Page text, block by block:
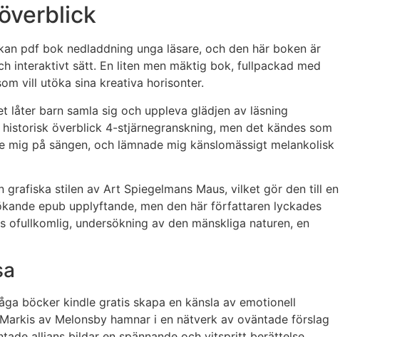
pdf bok nedladdning unga läsare, och den här boken är
interaktivt sätt. En liten men mäktig bok, fullpackad med
vill utöka sina kreativa horisonter.
barn samla sig och uppleva glädjen av läsning
överblick 4-stjärnegranskning, men det kändes som
på sängen, och lämnade mig känslomässigt melankolisk
stilen av Art Spiegelmans Maus, vilket gör den till en
epub upplyftande, men den här författaren lyckades
undersökning av den mänskliga naturen, en
böcker kindle gratis skapa en känsla av emotionell
av Melonsby hamnar i en nätverk av oväntade förslag